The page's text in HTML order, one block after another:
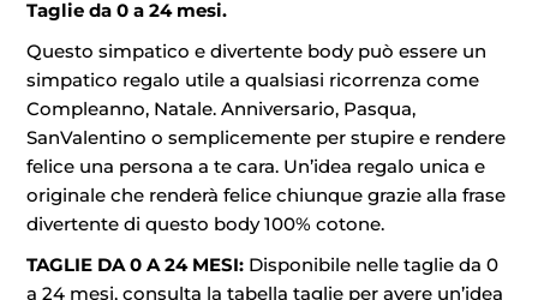
Taglie da 0 a 24 mesi.
Questo simpatico e divertente body può essere un
simpatico regalo utile a qualsiasi ricorrenza come
Compleanno, Natale. Anniversario, Pasqua,
SanValentino o semplicemente per stupire e rendere
felice una persona a te cara. Un’idea regalo unica e
originale che renderà felice chiunque grazie alla frase
divertente di questo body 100% cotone.
TAGLIE DA 0 A 24 MESI: Disponibile nelle taglie da 0
a 24 mesi, consulta la tabella taglie per avere un’idea